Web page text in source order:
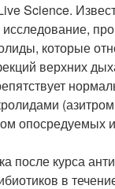
Science.
которые
верхних
опосредуемых
курса
в